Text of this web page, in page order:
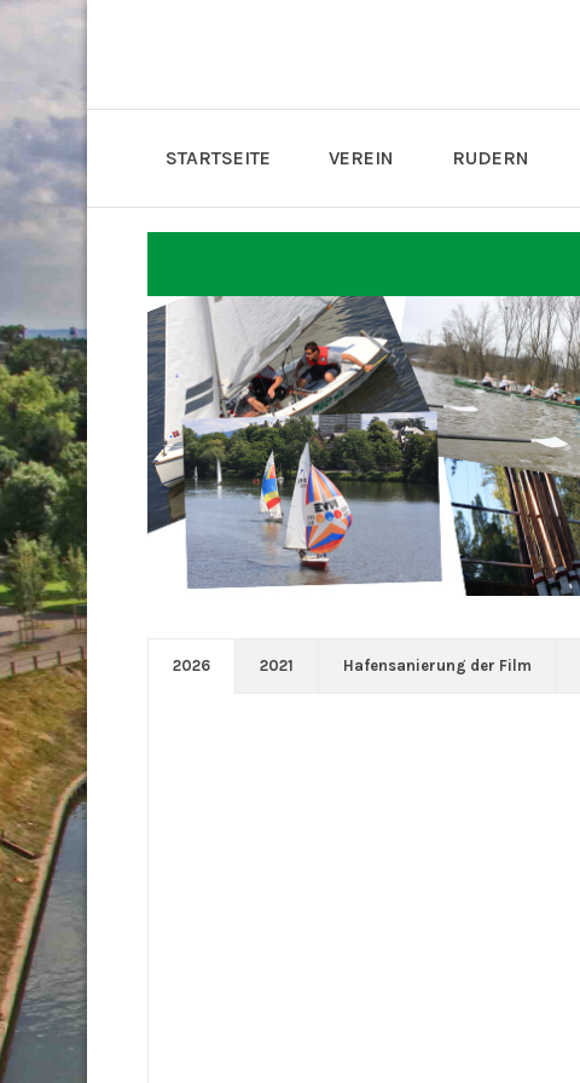
STARTSEITE VEREIN RUDERN
2026 2021 Hafensanierung der Film